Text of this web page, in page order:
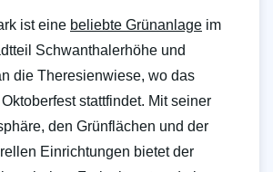
ist eine beliebte Grünanlage im
Schwanthalerhöhe und
die Theresienwiese, wo das
stattfindet. Mit seiner
den Grünflächen und der
Einrichtungen bietet der